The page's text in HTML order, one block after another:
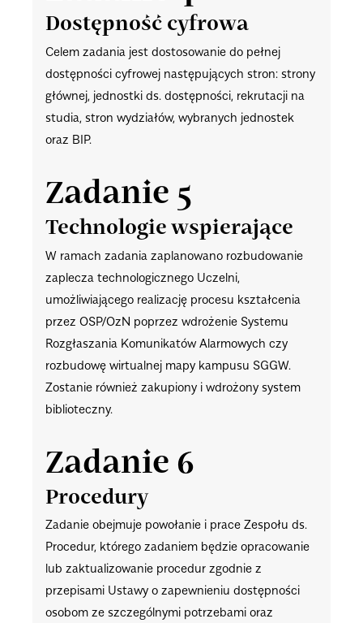
Dostępność cyfrowa
Celem zadania jest dostosowanie do pełnej
dostępności cyfrowej następujących stron: strony
głównej, jednostki ds. dostępności, rekrutacji na
studia, stron wydziałów, wybranych jednostek
oraz BIP.
Zadanie 5
Technologie wspierające
W ramach zadania zaplanowano rozbudowanie
zaplecza technologicznego Uczelni,
umożliwiającego realizację procesu kształcenia
przez OSP/OzN poprzez wdrożenie Systemu
Rozgłaszania Komunikatów Alarmowych czy
rozbudowę wirtualnej mapy kampusu SGGW.
Zostanie również zakupiony i wdrożony system
biblioteczny.
Zadanie 6
Procedury
Zadanie obejmuje powołanie i prace Zespołu ds.
Procedur, którego zadaniem będzie opracowanie
lub zaktualizowanie procedur zgodnie z
przepisami Ustawy o zapewnieniu dostępności
osobom ze szczególnymi potrzebami oraz